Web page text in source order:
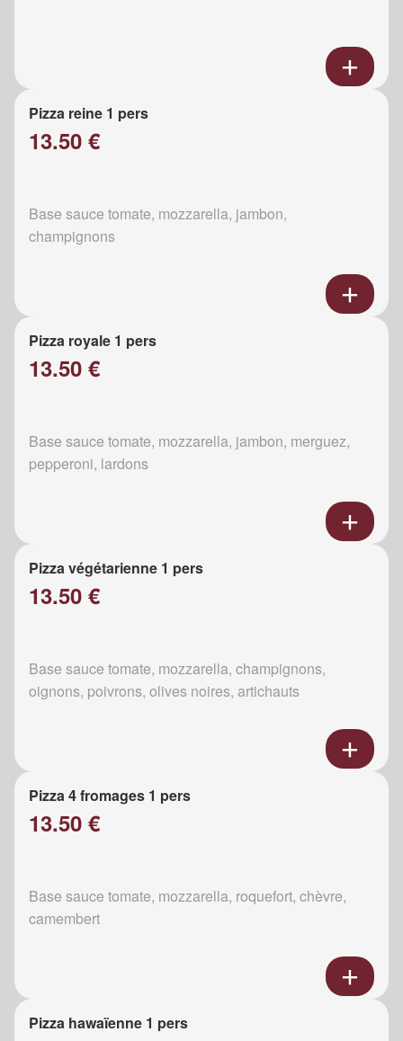
Pizza reine 1 pers
13.50 €
Base sauce tomate, mozzarella, jambon,
champignons
Pizza royale 1 pers
13.50 €
Base sauce tomate, mozzarella, jambon, merguez,
pepperoni, lardons
Pizza végétarienne 1 pers
13.50 €
Base sauce tomate, mozzarella, champignons,
oignons, poivrons, olives noires, artichauts
Pizza 4 fromages 1 pers
13.50 €
Base sauce tomate, mozzarella, roquefort, chèvre,
camembert
Pizza hawaïenne 1 pers